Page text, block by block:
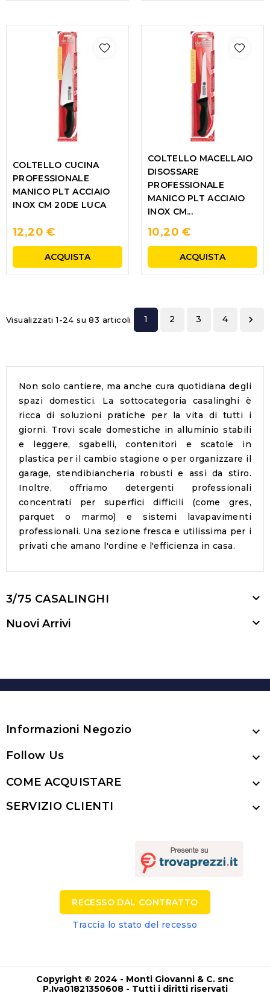
COLTELLO CUCINA
PROFESSIONALE
MANICO PLT ACCIAIO
INOX CM 20DE LUCA
12,20 €
ACQUISTA
COLTELLO MACELLAIO
DISOSSARE
PROFESSIONALE
MANICO PLT ACCIAIO
INOX CM...
10,20 €
ACQUISTA
Visualizzati 1-24 su 83 articoli 1 2 3 4 
Non solo cantiere, ma anche cura quotidiana degli
spazi domestici. La sottocategoria casalinghiè
ricca di soluzioni pratiche per la vita di tutti i
giorni. Trovi scale domestiche in alluminio stabili
e leggere, sgabelli, contenitori e scatole in
plastica per il cambio stagione o per organizzare il
garage, stendibiancheria robusti e assi da stiro.
Inoltre, offriamo detergenti professionali
concentrati per superfici difficili (come gres,
parquet o marmo) e sistemi lavapavimenti
professionali. Una sezione fresca e utilissima per i
privati che amano l'ordine e l'efficienza in casa.
3/75 CASALINGHI 
Nuovi Arrivi 
Informazioni Negozio 
Follow Us 
COME ACQUISTARE 
SERVIZIO CLIENTI 
RECESSO DAL CONTRATTO
Traccia lo stato del recesso
Copyright © 2024 - Monti Giovanni & C. snc
P.Iva01821350608 - Tutti i diritti riservati